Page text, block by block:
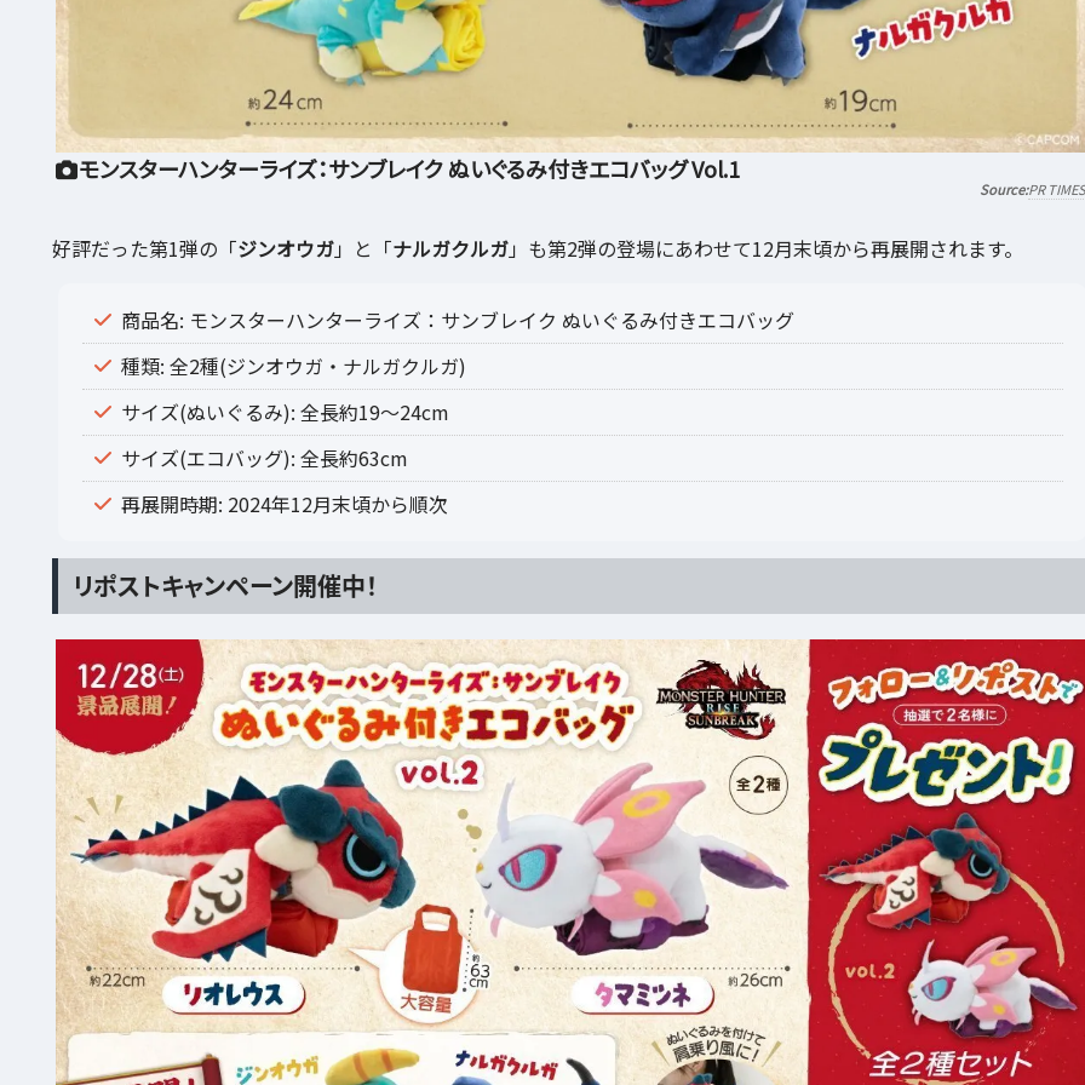
モンスターハンターライズ：サンブレイク ぬいぐるみ付きエコバッグ Vol.1
PR TIMES
好評だった第1弾の「ジンオウガ」と「ナルガクルガ」も第2弾の登場にあわせて12月末頃から再展開されます。
商品名: モンスターハンターライズ：サンブレイク ぬいぐるみ付きエコバッグ
種類: 全2種(ジンオウガ・ナルガクルガ)
サイズ(ぬいぐるみ): 全長約19～24cm
サイズ(エコバッグ): 全長約63cm
再展開時期: 2024年12月末頃から順次
リポストキャンペーン開催中！